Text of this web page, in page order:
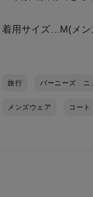
着用サイズ…M(メン
旅行 バーニーズ ニ
メンズウェア コート